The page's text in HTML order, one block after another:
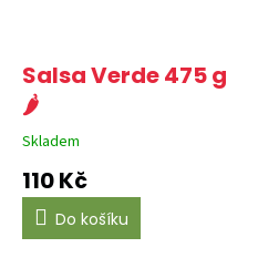
Salsa Verde 475 g
🌶️
Průměrné
hodnocení
produktu
5,0
Skladem
110 Kč
Do košíku